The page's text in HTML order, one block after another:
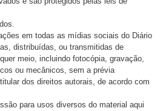
em todas as mídias sociais do Diário
distribuídas, ou transmitidas de
meio, incluindo fotocópia, gravação,
ou mecânicos, sem a prévia
dos direitos autorais, de acordo com
para usos diversos do material aqui